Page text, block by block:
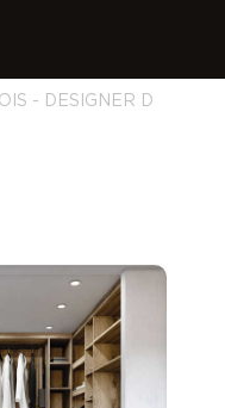
- DESIGNER D